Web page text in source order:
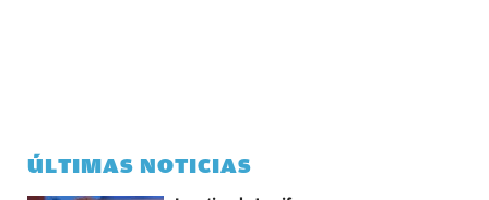
ÚLTIMAS NOTICIAS